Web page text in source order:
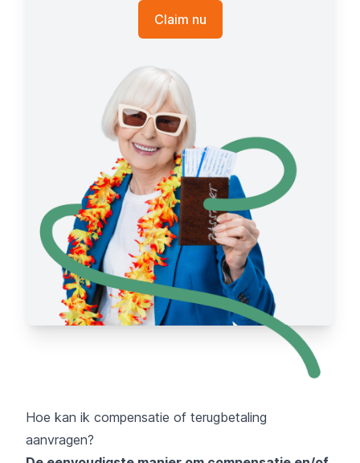
Claim nu
Hoe kan ik compensatie of terugbetaling
aanvragen?